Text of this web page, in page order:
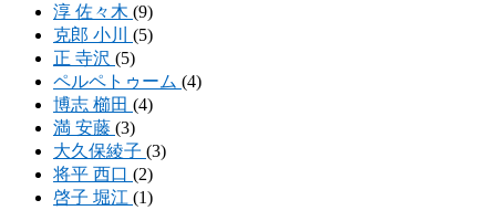
淳 佐々木 (9)
克郎 小川 (5)
正 寺沢 (5)
ペルペトゥーム (4)
博志 櫛田 (4)
満 安藤 (3)
大久保綾子 (3)
将平 西口 (2)
啓子 堀江 (1)